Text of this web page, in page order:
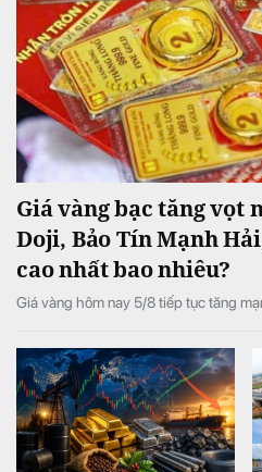
Giá vàng bạc tăng vọt
Doji, Bảo Tín Mạnh
cao nhất bao nhiêu?
Giá vàng hôm nay 5/8 tiếp tục tăng